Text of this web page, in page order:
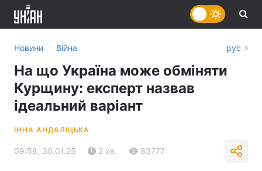
Новини › Війна рус
На що Україна може обміняти
Курщину: експерт назвав
ідеальний варіант
ІННА АНДАЛІЦЬКА
09:58, 30.01.25 2 хв. 83777